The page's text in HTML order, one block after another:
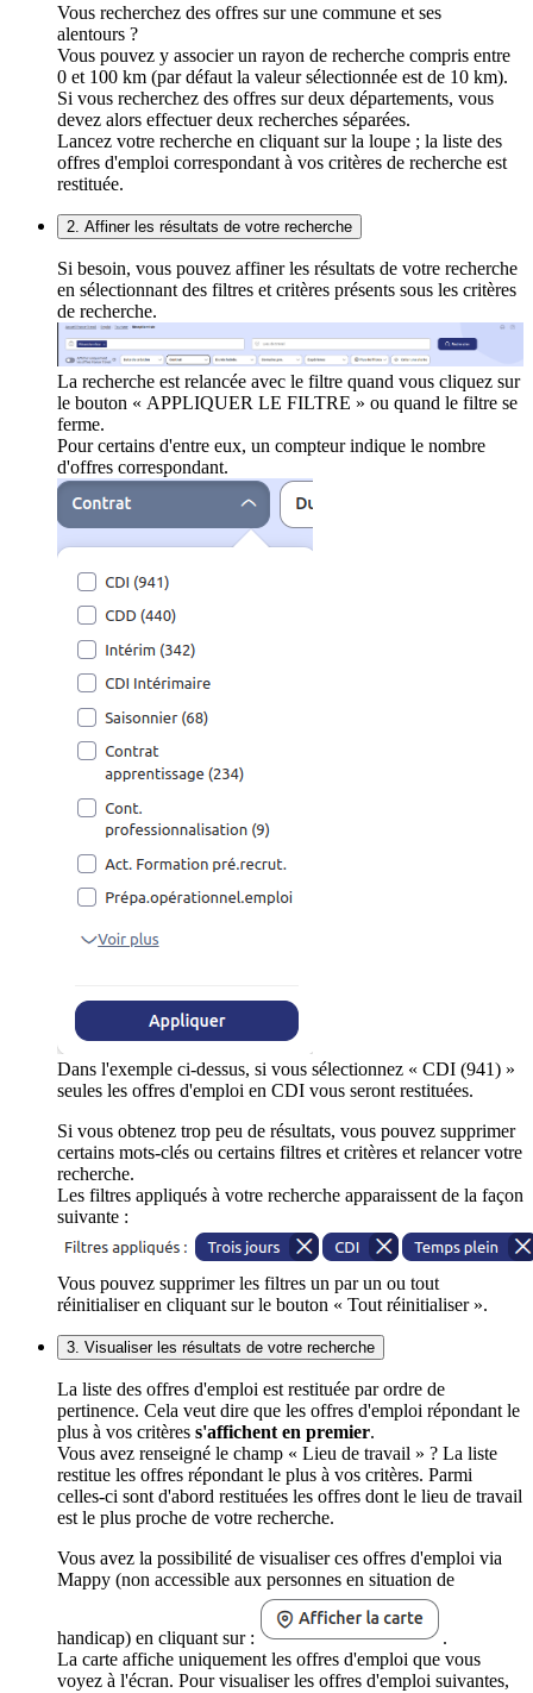
Vous recherchez des offres sur une commune et ses
alentours ?
Vous pouvez y associer un rayon de recherche compris entre
0 et 100 km (par défaut la valeur sélectionnée est de 10 km).
Si vous recherchez des offres sur deux départements, vous
devez alors effectuer deux recherches séparées.
Lancez votre recherche en cliquant sur la loupe ; la liste des
offres d'emploi correspondant à vos critères de recherche est
restituée.
2. Affiner les résultats de votre recherche
Si besoin, vous pouvez affiner les résultats de votre recherche
en sélectionnant des filtres et critères présents sous les critères
de recherche.
La recherche est relancée avec le filtre quand vous cliquez sur
le bouton « APPLIQUER LE FILTRE » ou quand le filtre se
ferme.
Pour certains d'entre eux, un compteur indique le nombre
d'offres correspondant.
Dans l'exemple ci-dessus, si vous sélectionnez « CDI (941) »
seules les offres d'emploi en CDI vous seront restituées.
Si vous obtenez trop peu de résultats, vous pouvez supprimer
certains mots-clés ou certains filtres et critères et relancer votre
recherche.
Les filtres appliqués à votre recherche apparaissent de la façon
suivante :
Vous pouvez supprimer les filtres un par un ou tout
réinitialiser en cliquant sur le bouton « Tout réinitialiser ».
3. Visualiser les résultats de votre recherche
La liste des offres d'emploi est restituée par ordre de
pertinence. Cela veut dire que les offres d'emploi répondant le
plus à vos critères s'affichent en premier.
Vous avez renseigné le champ « Lieu de travail » ? La liste
restitue les offres répondant le plus à vos critères. Parmi
celles-ci sont d'abord restituées les offres dont le lieu de travail
est le plus proche de votre recherche.
Vous avez la possibilité de visualiser ces offres d'emploi via
Mappy (non accessible aux personnes en situation de
handicap) en cliquant sur :
.
La carte affiche uniquement les offres d'emploi que vous
voyez à l'écran. Pour visualiser les offres d'emploi suivantes,